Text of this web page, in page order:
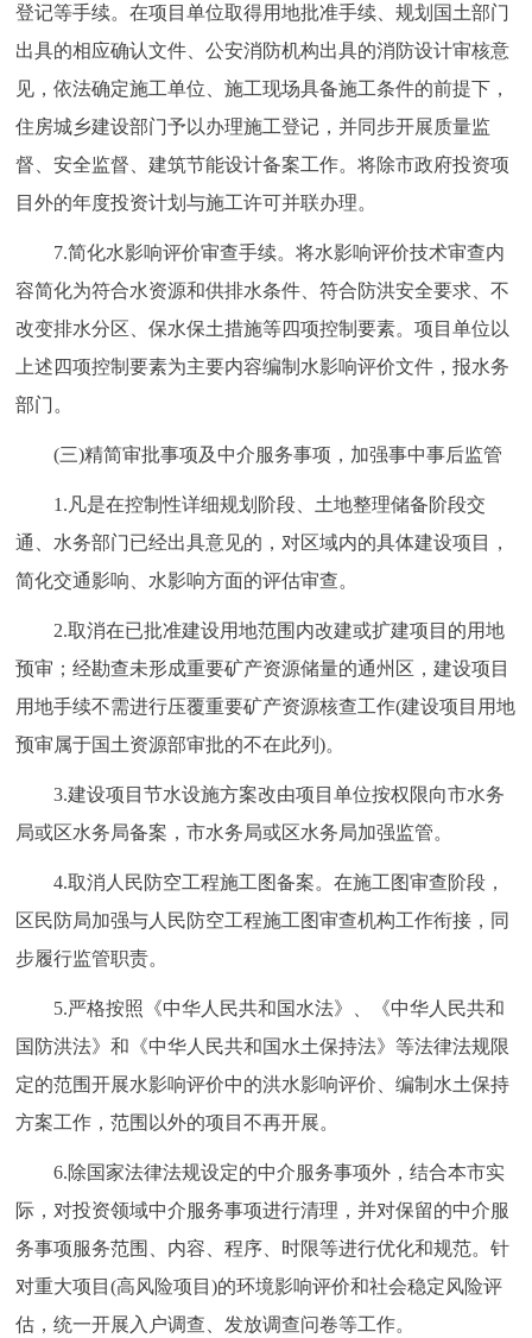
登记等手续。在项目单位取得用地批准手续、规划国土部门
出具的相应确认文件、公安消防机构出具的消防设计审核意
见，依法确定施工单位、施工现场具备施工条件的前提下，
住房城乡建设部门予以办理施工登记，并同步开展质量监
督、安全监督、建筑节能设计备案工作。将除市政府投资项
目外的年度投资计划与施工许可并联办理。
7.简化水影响评价审查手续。将水影响评价技术审查内
容简化为符合水资源和供排水条件、符合防洪安全要求、不
改变排水分区、保水保土措施等四项控制要素。项目单位以
上述四项控制要素为主要内容编制水影响评价文件，报水务
部门。
(三)精简审批事项及中介服务事项，加强事中事后监管
1.凡是在控制性详细规划阶段、土地整理储备阶段交
通、水务部门已经出具意见的，对区域内的具体建设项目，
简化交通影响、水影响方面的评估审查。
2.取消在已批准建设用地范围内改建或扩建项目的用地
预审；经勘查未形成重要矿产资源储量的通州区，建设项目
用地手续不需进行压覆重要矿产资源核查工作(建设项目用地
预审属于国土资源部审批的不在此列)。
3.建设项目节水设施方案改由项目单位按权限向市水务
局或区水务局备案，市水务局或区水务局加强监管。
4.取消人民防空工程施工图备案。在施工图审查阶段，
区民防局加强与人民防空工程施工图审查机构工作衔接，同
步履行监管职责。
5.严格按照《中华人民共和国水法》、《中华人民共和
国防洪法》和《中华人民共和国水土保持法》等法律法规限
定的范围开展水影响评价中的洪水影响评价、编制水土保持
方案工作，范围以外的项目不再开展。
6.除国家法律法规设定的中介服务事项外，结合本市实
际，对投资领域中介服务事项进行清理，并对保留的中介服
务事项服务范围、内容、程序、时限等进行优化和规范。针
对重大项目(高风险项目)的环境影响评价和社会稳定风险评
估，统一开展入户调查、发放调查问卷等工作。